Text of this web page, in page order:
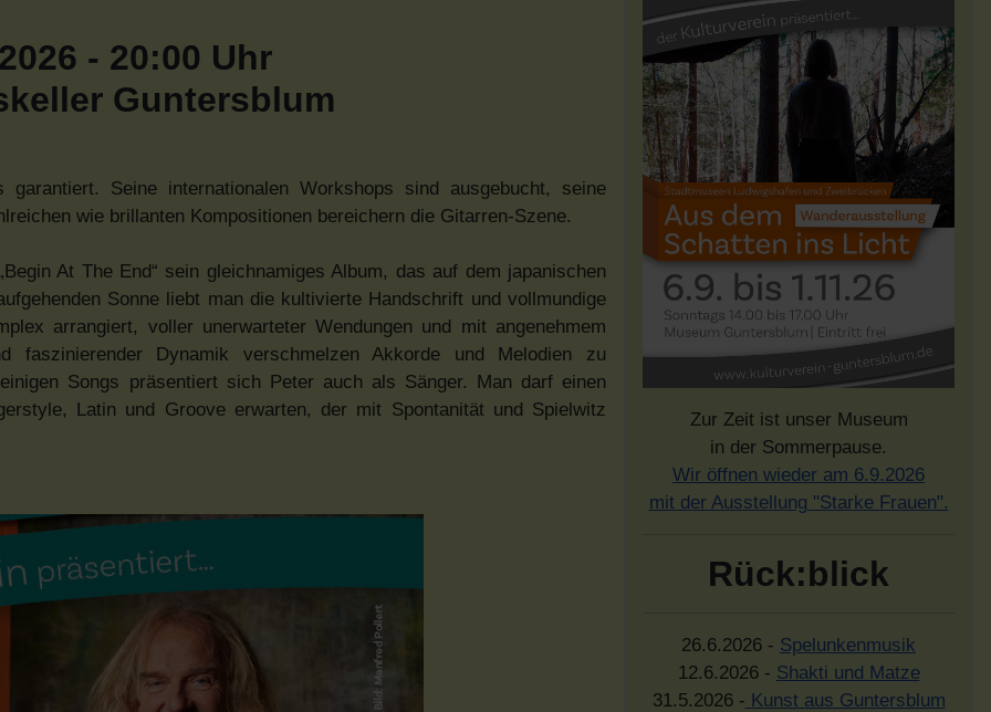
- 20:00 Uhr
Guntersblum
Seine internationalen Workshops sind ausgebucht, seine
wie brillanten Kompositionen bereichern die Gitarren-Szene.
At The End“ sein gleichnamiges Album, das auf dem japanischen
Sonne liebt man die kultivierte Handschrift und vollmundige
arrangiert, voller unerwarteter Wendungen und mit angenehmem
faszinierender Dynamik verschmelzen Akkorde und Melodien zu
Songs präsentiert sich Peter auch als Sänger. Man darf einen
Latin und Groove erwarten, der mit Spontanität und Spielwitz
Zur Zeit ist unser Museum
in der Sommerpause.
Wir öffnen wieder am 6.9.2026
mit der Ausstellung "Starke Frauen".
Rück:blick
26.6.2026 - Spelunkenmusik
12.6.2026 - Shakti und Matze
31.5.2026 - Kunst aus Guntersblum